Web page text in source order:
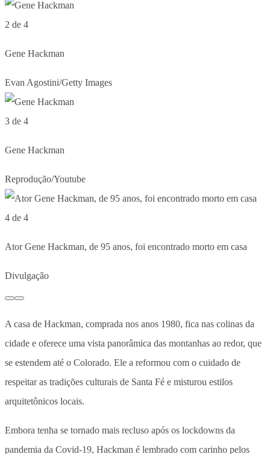
2 de 4
Gene Hackman
Evan Agostini/Getty Images
3 de 4
Gene Hackman
Reprodução/Youtube
4 de 4
Ator Gene Hackman, de 95 anos, foi encontrado morto em casa
Divulgação
A casa de Hackman, comprada nos anos 1980, fica nas colinas da
cidade e oferece uma vista panorâmica das montanhas ao redor, que
se estendem até o Colorado. Ele a reformou com o cuidado de
respeitar as tradições culturais de Santa Fé e misturou estilos
arquitetônicos locais.
Embora tenha se tornado mais recluso após os lockdowns da
pandemia da Covid-19, Hackman é lembrado com carinho pelos